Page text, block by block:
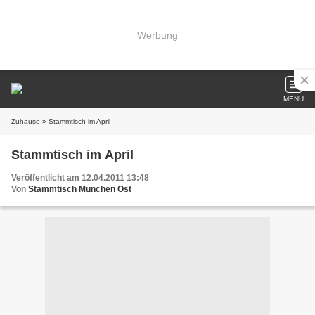
Werbung
MENU
Zuhause » Stammtisch im April
Stammtisch im April
Veröffentlicht am 12.04.2011 13:48
Von Stammtisch München Ost